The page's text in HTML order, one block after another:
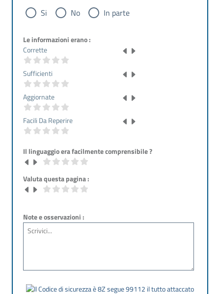
Si No In parte
Le informazioni erano :
Corrette
Sufficienti
Aggiornate
Facili Da Reperire
Il linguaggio era facilmente comprensibile ?
Valuta questa pagina :
Note e osservazioni :